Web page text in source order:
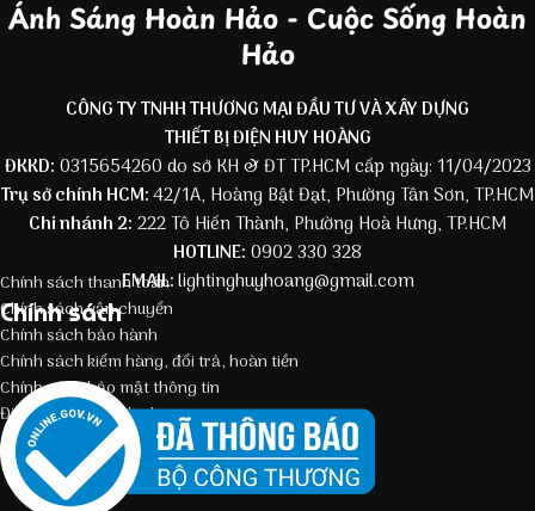
Ánh Sáng Hoàn Hảo - Cuộc Sống Hoàn
Hảo
CÔNG TY TNHH THƯƠNG MẠI ĐẦU TƯ VÀ XÂY DỰNG
THIẾT BỊ ĐIỆN HUY HOÀNG
ĐKKD: 0315654260 do sở KH & ĐT TP.HCM cấp ngày: 11/04/2023
Trụ sở chính HCM:42/1A, Hoàng Bật Đạt, Phường Tân Sơn, TP.HCM
Chi nhánh 2: 222 Tô Hiến Thành, Phường Hoà Hưng, TP.HCM
HOTLINE: 0902 330 328
EMAIL:lightinghuyhoang@gmail.com
Chính sách
Chính sách thanh toán
Chính sách vận chuyển
Chính sách bảo hành
Chính sách kiểm hàng, đổi trả, hoàn tiền
Chính sách bảo mật thông tin
Điều kiện giao dịch chung